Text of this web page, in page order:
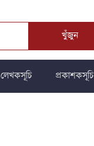
খুঁজুন
লেখকসূচি প্রকাশকসূচি